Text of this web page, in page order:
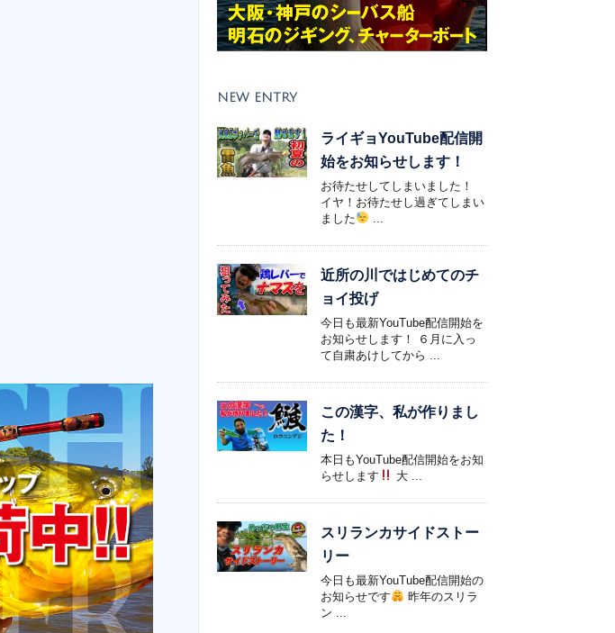
NEW ENTRY
ライギョYouTube配信開
始をお知らせします！
お待たせしてしまいました！
イヤ！お待たせし過ぎてしまい
ました
...
近所の川ではじめてのチ
ョイ投げ
今日も最新YouTube配信開始を
お知らせします！ ６月に入っ
て自粛あけしてから ...
この漢字、私が作りまし
た！
本日もYouTube配信開始をお知
らせします
大 ...
スリランカサイドストー
リー
今日も最新YouTube配信開始の
お知らせです
昨年のスリラ
ン ...